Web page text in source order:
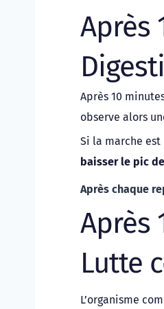
Après
Après 10
observe alors
baisser le pic
Après chaque
Après
Lutte
L’organisme